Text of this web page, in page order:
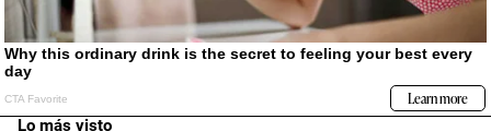
Lo más visto